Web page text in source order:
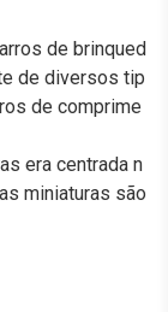
de brinqued
de diversos tip
de comprime
era centrada n
miniaturas são